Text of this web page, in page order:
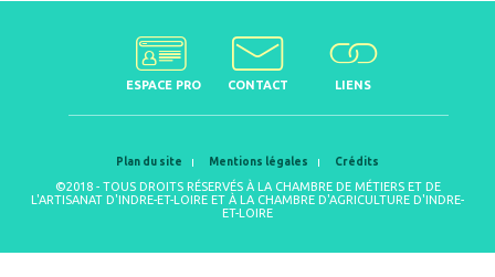
ESPACE PRO CONTACT LIENS
Plan du site Mentions légales Crédits
©2018 - TOUS DROITS RÉSERVÉS À LA CHAMBRE DE MÉTIERS ET DE
L'ARTISANAT D'INDRE-ET-LOIRE ET À LA CHAMBRE D'AGRICULTURE D'INDRE-
ET-LOIRE